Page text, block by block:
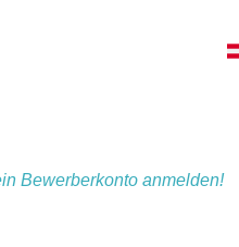
Bewerberkonto anmelden!